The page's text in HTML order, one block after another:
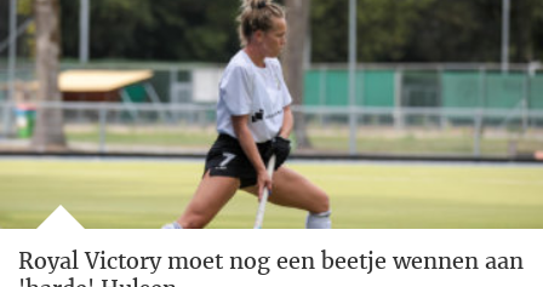
Royal Victory moet nog een beetje wennen aan